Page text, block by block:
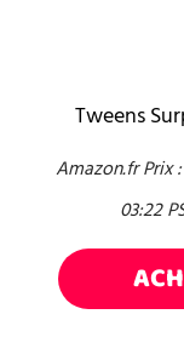
Tweens
Amazon.fr Prix
03:22